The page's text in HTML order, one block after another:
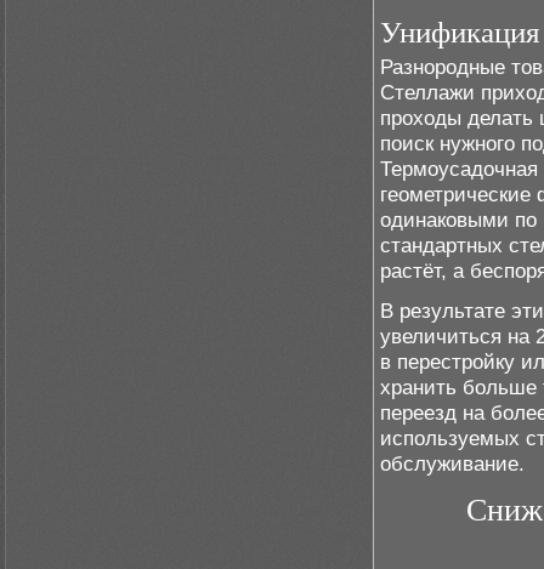
Унификация
Разнородные
Стеллажи
проходы делать
поиск нужного
одинаковыми по
стандартных
растёт, а
В результате
увеличиться на
в перестройку
хранить больше
переезд на
используемых
обслуживание.